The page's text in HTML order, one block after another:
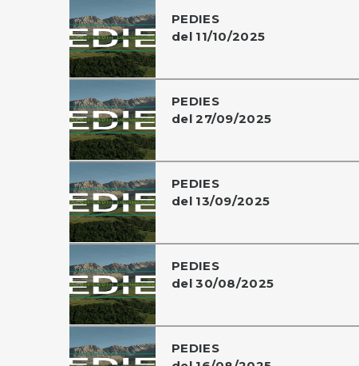
PEDIES
del 11/10/2025
PEDIES
del 27/09/2025
PEDIES
del 13/09/2025
PEDIES
del 30/08/2025
PEDIES